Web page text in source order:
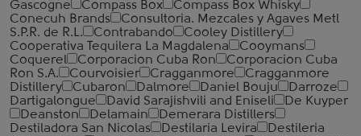
Gascogne
Compass Box
Compass Box Whisky
Conecuh Brands
Consultoria. Mezcales y Agaves Metl
S.P.R. de R.L.
Contrabando
Cooley Distillery
Cooperativa Tequilera La Magdalena
Cooymans
Coquerel
Corporacion Cuba Ron
Corporacion Cuba
Ron S.A.
Courvoisier Cragganmore
Cragganmore
Distillery
Cubaron Dalmore Daniel Bouju
Darroze
Dartigalongue
David Sarajishvili and Eniseli
De Kuyper
Deanston
Delamain
Demerara Distillers
Destiladora San Nicolas
Destilaria Levira
Destileria